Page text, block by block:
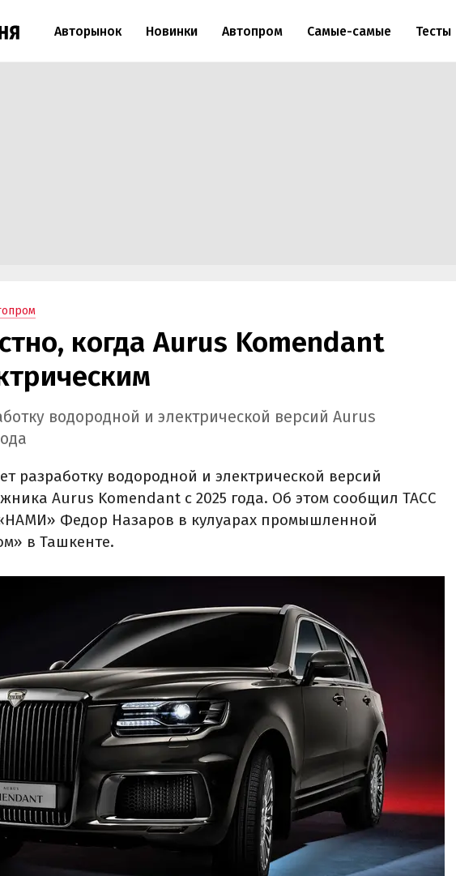
Авторынок Новинки Автопром Самые-самые Тесты
когда Aurus Komendant
водородной и электрической версий Aurus
разработку водородной и электрической версий
Aurus Komendant с 2025 года. Об этом сообщил ТАСС
Федор Назаров в кулуарах промышленной
в Ташкенте.